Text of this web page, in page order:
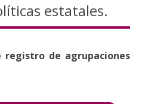
estatales.
de agrupaciones